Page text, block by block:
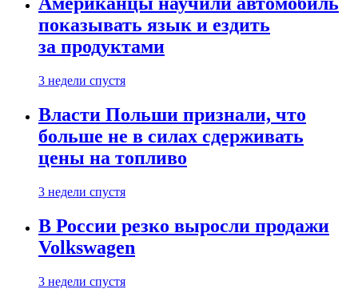
показывать язык и ездить
за продуктами
3 недели спустя
Власти Польши признали, что
больше не в силах сдерживать
цены на топливо
3 недели спустя
В России резко выросли продажи
Volkswagen
3 недели спустя